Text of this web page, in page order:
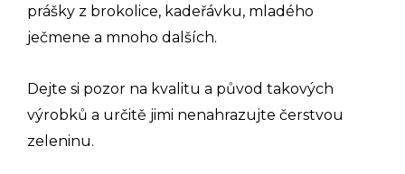
prášky z brokolice, kadeřávku, mladého
ječmene a mnoho dalších.
Dejte si pozor na kvalitu a původ takových
výrobků a určitě jimi nenahrazujte čerstvou
zeleninu.